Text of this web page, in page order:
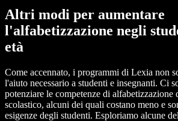
Altri modi per aumentare
l'alfabetizzazione negli
età
Come accennato, i programmi di Lexia non
l'aiuto necessario a studenti e insegnanti. Ci
potenziare le competenze di alfabetizzazione
scolastico, alcuni dei quali costano meno e
esigenze degli studenti. Esploriamo alcune